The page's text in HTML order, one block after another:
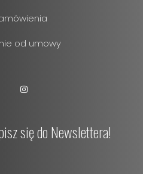
od umowy
się do Newslettera!